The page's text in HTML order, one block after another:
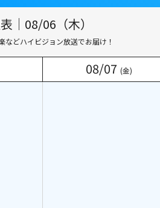
｜08/06（木）
などハイビジョン放送でお届け！
08/07 (金)
08/07 (金)